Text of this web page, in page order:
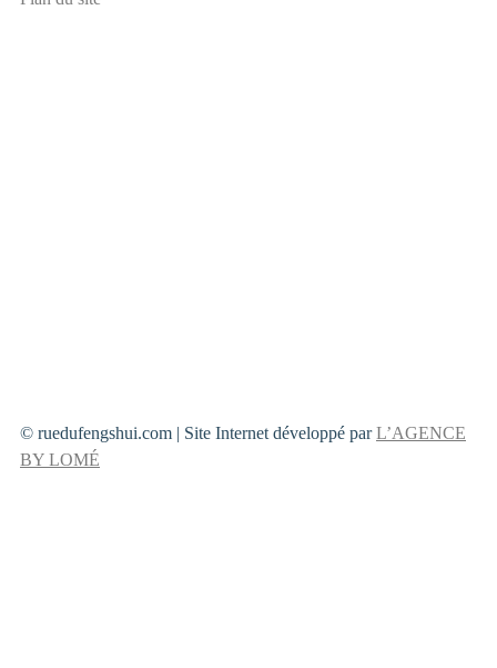
© ruedufengshui.com | Site Internet développé parL’AGENCE
BY LOMÉ